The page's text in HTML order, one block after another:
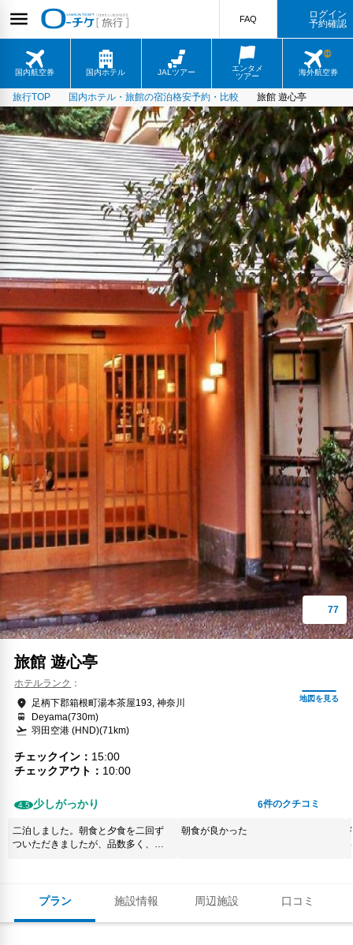
国内航空券 国内ホテル JALツアー
エンタメ
ツアー
海外航空券
FAQ
ログイン
予約確認
旅行TOP 国内ホテル・旅館の宿泊格安予約・比較 旅館 遊心亭
プラン 施設情報 周辺施設 口コミ
旅館 遊心亭
ホテルランク
足柄下郡箱根町湯本茶屋193, 神奈川
Deyama(730m)
羽田空港 (HND)(71km)
チェックイン
15:00
チェックアウト
10:00
4.5 少しがっかり 6件のクチコミ
二泊しました。朝食と夕食を二回ず
ついただきましたが、品数多く、内
朝食が良かった